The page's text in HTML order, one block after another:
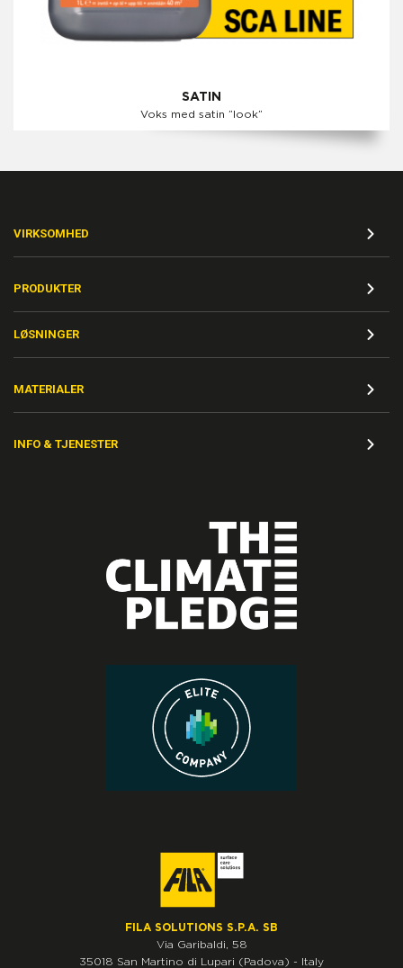
SATIN
Voks med satin ”look”
VIRKSOMHED
PRODUKTER
LØSNINGER
MATERIALER
INFO & TJENESTER
FILA SOLUTIONS S.P.A. SB
Via Garibaldi, 58
35018 San Martino di Lupari (Padova) - Italy